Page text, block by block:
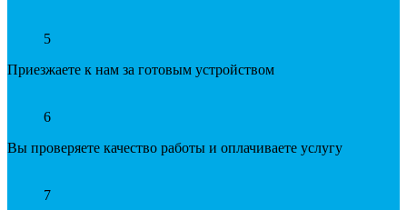
5
Приезжаете к нам за готовым устройством
6
Вы проверяете качество работы и оплачиваете услугу
7